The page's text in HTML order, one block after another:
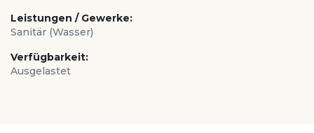
Leistungen / Gewerke:
Sanitär (Wasser)
Verfügbarkeit:
Ausgelastet